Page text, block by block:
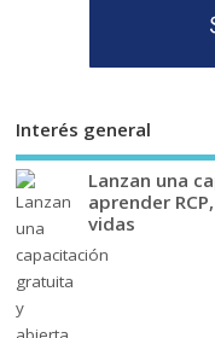
Interés general
Lanzan una
aprender
vidas